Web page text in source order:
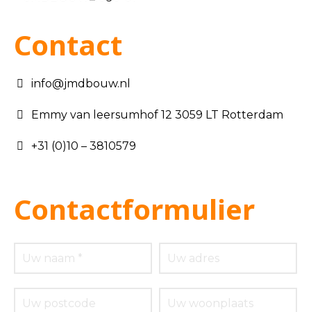
Contact
info@jmdbouw.nl
Emmy van leersumhof 12 3059 LT Rotterdam
+31 (0)10 – 3810579
Contactformulier